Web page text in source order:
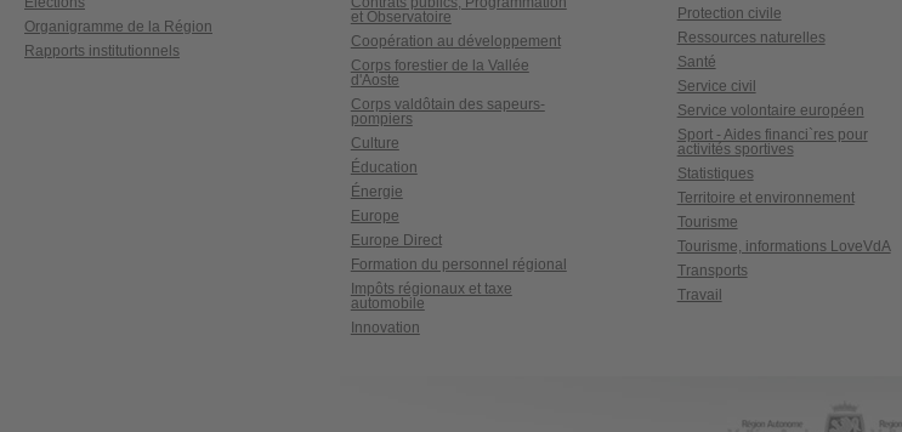
Organigramme de la Région
Rapports institutionnels
et Observatoire
Coopération au développement
Corps forestier de la Vallée
d'Aoste
Corps valdôtain des sapeurs-
pompiers
Culture
Éducation
Énergie
Europe
Europe Direct
Formation du personnel régional
Impôts régionaux et taxe
automobile
Innovation
Protection civile
Ressources naturelles
Santé
Service civil
Service volontaire européen
Sport - Aides financi`res pour
activités sportives
Statistiques
Territoire et environnement
Tourisme
Tourisme, informations LoveVdA
Transports
Travail